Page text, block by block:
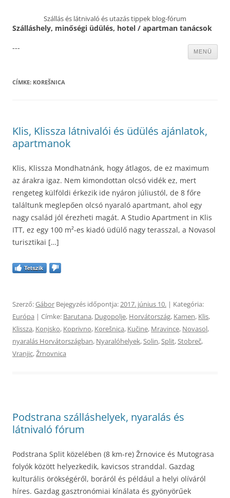
Szállás és látnivaló és utazás tippek blog-fórum
Szálláshely, minőségi üdülés, hotel / apartman tanácsok
MENÜ
---
CÍMKE: KOREŠNICA
Klis, Klissza látnivalói és üdülés ajánlatok,
apartmanok
Klis, Klissza Mondhatnánk, hogy átlagos, de ez maximum
az árakra igaz. Nem kimondottan olcsó vidék ez, mert
rengeteg külföldi érkezik ide nyáron júliustól, de 8 főre
találtunk meglepően olcsó nyaraló apartmant, ahol egy
nagy család jól érezheti magát. A Studio Apartment in Klis
ITT, ez egy 100 m²-es kiadó üdülő nagy terasszal, a Novasol
turisztikai […]
Tetszik
Szerző:Gábor Bejegyzés időpontja:2017. június 10. | Kategória:
Európa | Címke: Barutana, Dugopolje, Horvátország, Kamen, Klis,
Klissza, Konjsko, Koprivno, Korešnica, Kučine, Mravince, Novasol,
nyaralás Horvátországban, Nyaralóhelyek,Solin,Split,Stobreč,
Vranjic,Žrnovnica
Podstrana szálláshelyek, nyaralás és
látnivaló fórum
Podstrana Split közelében (8 km-re) Žrnovice és Mutograsa
folyók között helyezkedik, kavicsos stranddal. Gazdag
kulturális örökségéről, boráról és például a helyi olíváról
híres. Gazdag gasztronómiai kínálata és gyönyörűek